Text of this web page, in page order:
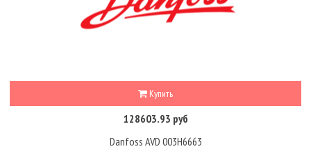
Купить
128603.93 руб
Danfoss AVD 003H6663